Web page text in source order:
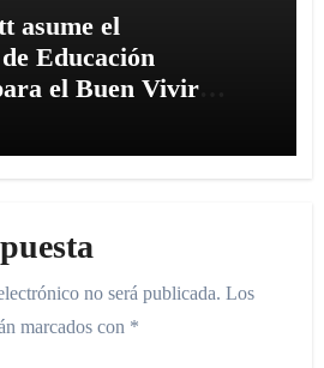
asume el
Educación
el Buen Vivir
no será publicada. Los
marcados con *